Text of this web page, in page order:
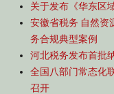
关于发布《华东区
安徽省税务 自然资
务合规典型案例
河北税务发布首批
全国八部门常态化
召开